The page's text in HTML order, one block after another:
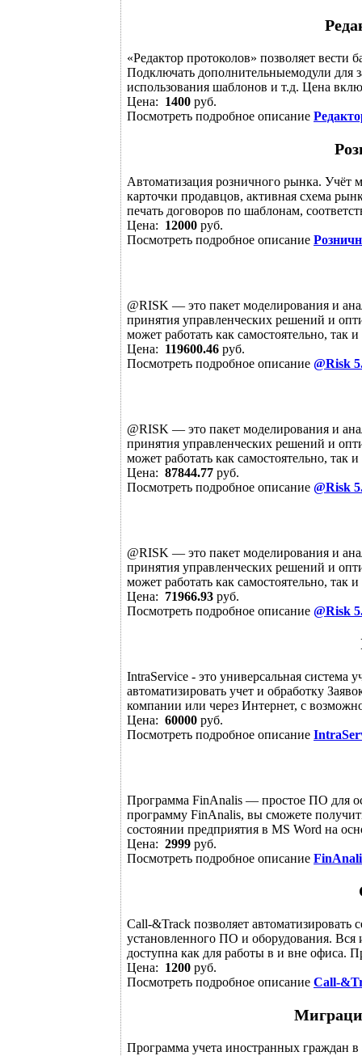
«Редактор протоколов» позволяет вести
Подключать дополнительныемодули для
использования шаблонов и т.д. Цена
Цена: 1400 руб.
Посмотреть подробное описание
Автоматизация розничного рынка. Учёт
карточки продавцов, активная схема
печать договоров по шаблонам,
Цена: 12000 руб.
Посмотреть подробное описание
@RISK — это пакет моделирования и
принятия управленческих решений и
может работать как самостоятельно, так
Цена: 119600.46 руб.
Посмотреть подробное описание @Risk
@RISK — это пакет моделирования и
принятия управленческих решений и
может работать как самостоятельно, так
Цена: 87844.77 руб.
Посмотреть подробное описание @Risk
@RISK — это пакет моделирования и
принятия управленческих решений и
может работать как самостоятельно, так
Цена: 71966.93 руб.
Посмотреть подробное описание @Risk
IntraService - это универсальная система
автоматизировать учет и обработку
компании или через Интернет, с
Цена: 60000 руб.
Посмотреть подробное описание
Программа FinAnalis — простое ПО для
программу FinAnalis, вы сможете
состоянии предприятия в MS Word на
Цена: 2999 руб.
Посмотреть подробное описание
Call-&Track позволяет автоматизировать
установленного ПО и оборудования. Вся
доступна как для работы в и вне офиса.
Цена: 1200 руб.
Посмотреть подробное описание Call-
Программа учета иностранных граждан